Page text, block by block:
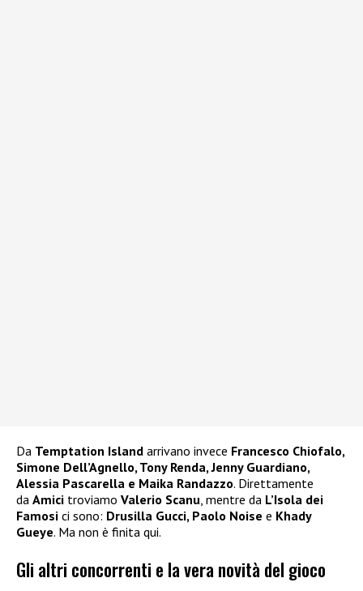
Da Temptation Island arrivano invece Francesco Chiofalo,
Simone Dell’Agnello, Tony Renda, Jenny Guardiano,
Alessia Pascarella e Maika Randazzo. Direttamente
da Amici troviamo Valerio Scanu, mentre da L’Isola dei
Famosi ci sono: Drusilla Gucci, Paolo Noise e Khady
Gueye. Ma non è finita qui.
Gli altri concorrenti e la vera novità del gioco